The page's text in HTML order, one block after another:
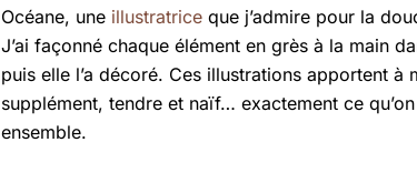
Océane, une illustratrice que j’admire pour la
J’ai façonné chaque élément en grès à la main
puis elle l’a décoré. Ces illustrations apportent à
supplément, tendre et naïf… exactement ce
ensemble.